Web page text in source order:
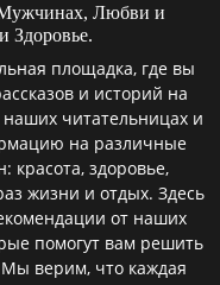
Любви и
Здоровье.
площадка, где вы
и историй на
читательницах и
на различные
здоровье,
жизни и отдых. Здесь
от наших
помогут вам решить
верим, что каждая